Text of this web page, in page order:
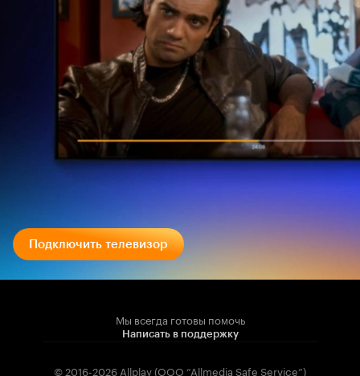
Подключить телевизор
Мы всегда готовы помочь
Написать в поддержку
© 2016-2026 Allplay (OOO “Allmedia Safe Service”)